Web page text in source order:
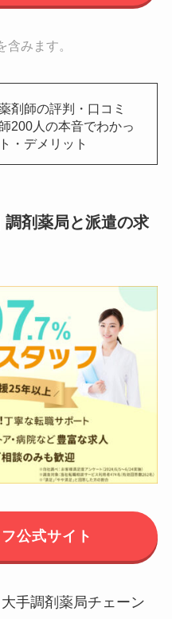
みます。
剤師の評判・口コミ
200人の本音でわかっ
・デメリット
剤薬局と派遣の求
公式サイト
手調剤薬局チェーン